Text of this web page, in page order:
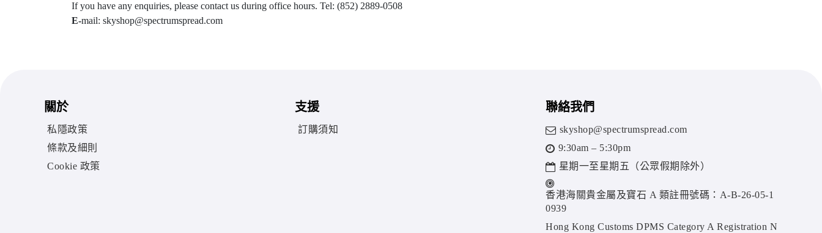
If you have any enquiries, please contact us during office hours. Tel: (852) 2889-0508
E-mail: skyshop@spectrumspread.com
關於
私隱政策
條款及細則
Cookie 政策
支援
訂購須知
聯絡我們
skyshop@spectrumspread.com
9:30am – 5:30pm
星期一至星期五（公眾假期除外）
香港海關貴金屬及寶石 A 類註冊號碼：A-B-26-05-1
0939
Hong Kong Customs DPMS Category A Registration N